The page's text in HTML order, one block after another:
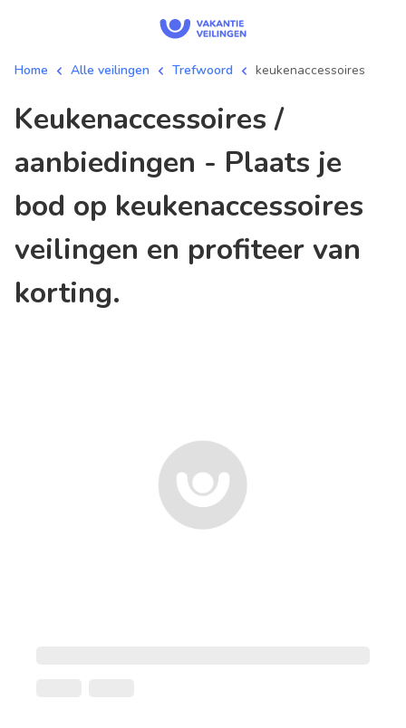
Home Alle veilingen Trefwoord keukenaccessoires
keukenaccessoires /
aanbiedingen - Plaats je
bod op keukenaccessoires
veilingen en profiteer van
korting.